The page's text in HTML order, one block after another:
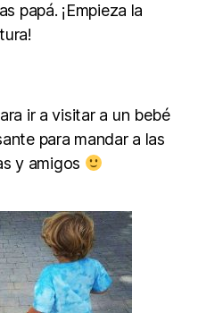
papá. ¡Empieza la
ir a visitar a un bebé
para mandar a las
y amigos